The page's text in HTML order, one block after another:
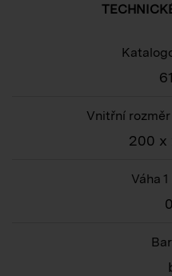
Vnitřní
200 x
Váha